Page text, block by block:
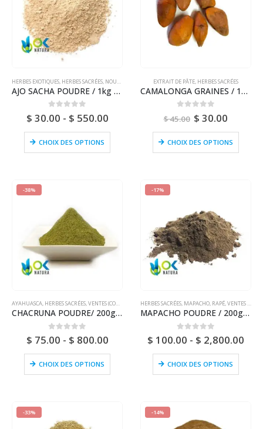
HERBES EXOTIQUES, HERBES SACRÉES, NOUVEAUX ARRIVÉS (DHL OU FEDEX)
AJO SACHA POUDRE / 1kg - (Mansoa alliacea) - 100% Pure Naturelle et Biologique
0sur 5
$ 30.00 - $ 550.00
CHOIX DES OPTIONS
EXTRAIT DE PÂTE, HERBES SACRÉES
CAMALONGA GRAINES / 12 Unit | Female or Male | (Thevetia Peruviana) 100% Pure Natural
sur 5
$45.00 $ 30.00
CHOIX DES OPTIONS
-38%
AYAHUASCA, HERBES SACRÉES,VENTES (COURRIER NATIONAL)
CHACRUNA POUDRE/ 200gr à 1kg - (Psychotria viridis) - 100% Pure Naturelle et Biologique
0sur 5
$ 75.00 - $ 800.00
CHOIX DES OPTIONS
-17%
HERBES SACRÉES, MAPACHO, RAPÉ,VENTES (COURRIER NATIONAL)
MAPACHO POUDRE / 200gr à 1kg - (Nicotiana Rustica) Feuille broyée pour base de Rapé
0 sur 5
$ 100.00 - $ 2,800.00
CHOIX DES OPTIONS
-33% -14%